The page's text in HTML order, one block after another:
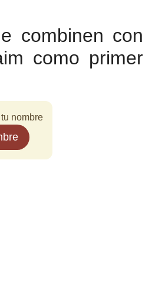
combinen con
como primer
nombre